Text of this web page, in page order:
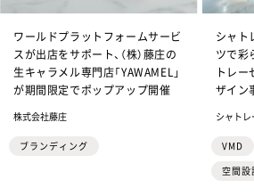
ワールドプラットフォームサービ
スが出店をサポート、（株）藤庄の
生キャラメル専門店「YAWAMEL」
が期間限定でポップアップ開催
株式会社藤庄
ブランディング
シャト
ツで彩
トレ
ザイン
シャト
VMD
空間設